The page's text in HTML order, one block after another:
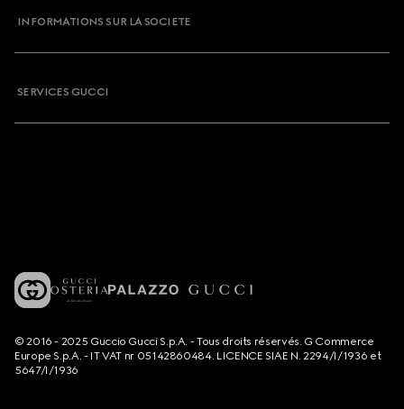
INFORMATIONS SUR LA SOCIETE
SERVICES GUCCI
© 2016 - 2025 Guccio Gucci S.p.A. - Tous droits réservés. G Commerce
Europe S.p.A. - IT VAT nr 05142860484. LICENCE SIAE N. 2294/I/1936 et
5647/I/1936